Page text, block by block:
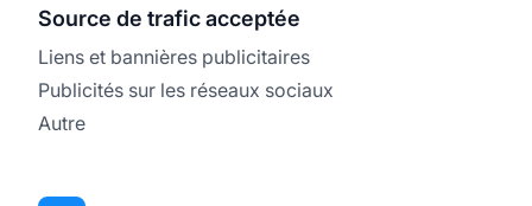
Source de trafic acceptée
Liens et bannières publicitaires
Publicités sur les réseaux sociaux
Autre